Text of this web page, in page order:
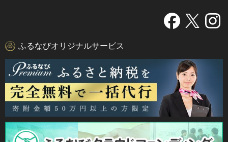
ふるなびオリジナルサービス